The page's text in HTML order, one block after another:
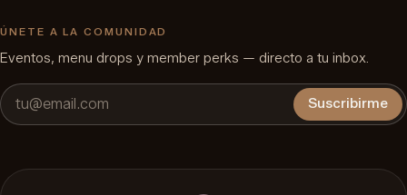
ÚNETE A LA COMUNIDAD
Eventos, menu drops y member perks — directo a tu inbox.
Suscribirme